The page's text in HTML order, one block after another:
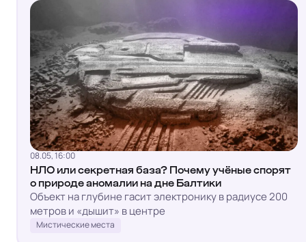
08.05, 16:00
НЛО или секретная база? Почему учёные спорят
о природе аномалии на дне Балтики
Объект на глубине гасит электронику в радиусе 200
метров и «дышит» в центре
Мистические места